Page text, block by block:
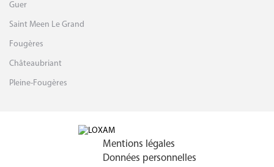
Guer
Saint Meen Le Grand
Fougères
Châteaubriant
Pleine-Fougères
Mentions légales
Données personnelles